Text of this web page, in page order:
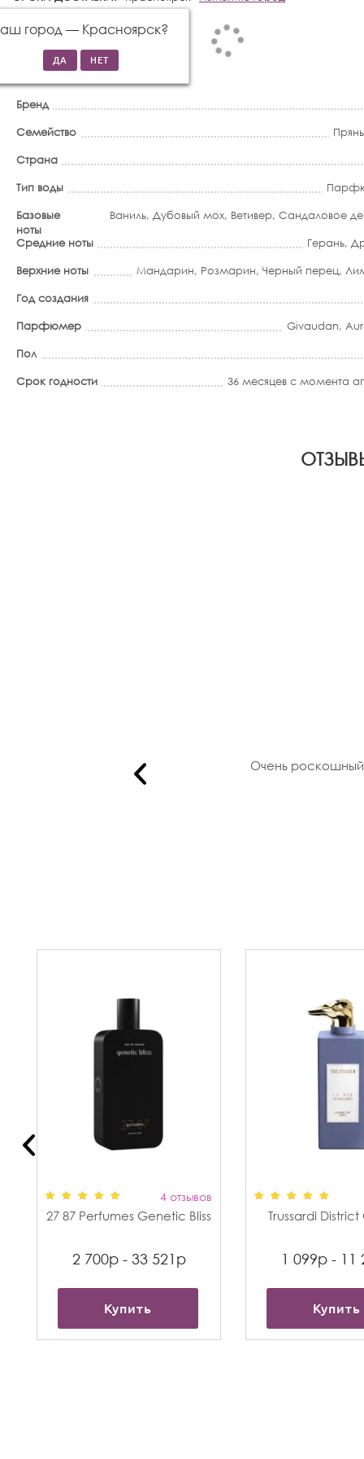
город — Красноярск?
Бренд
Семейство
Страна
Тип воды
Базовые
ноты
Ваниль, Дубовый мох, Ветивер, Сандаловое
Средние ноты
Герань,
Верхние ноты
Мандарин, Розмарин, Черный перец,
Год создания
Парфюмер
Givaudan,
Пол
Срок годности
36 месяцев с момента
Очень роскошный
4 отзывов
27 87 Perfumes Genetic Bliss
2 700р - 33 521р
Купить
Trussardi
1 099р - 11
Купить